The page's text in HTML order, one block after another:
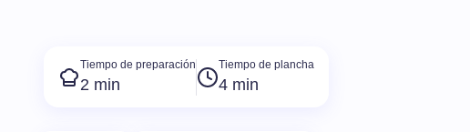
Tiempo de preparación
2 min
Tiempo de plancha
4 min